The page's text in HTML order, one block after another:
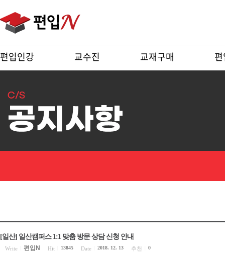
편입인강 교수진 교재구매
[일산] 일산캠퍼스 1:1 맞춤 방문 상담 신청 안내
Write 편입N Hit 13845 Date 2018. 12. 13 추천 0